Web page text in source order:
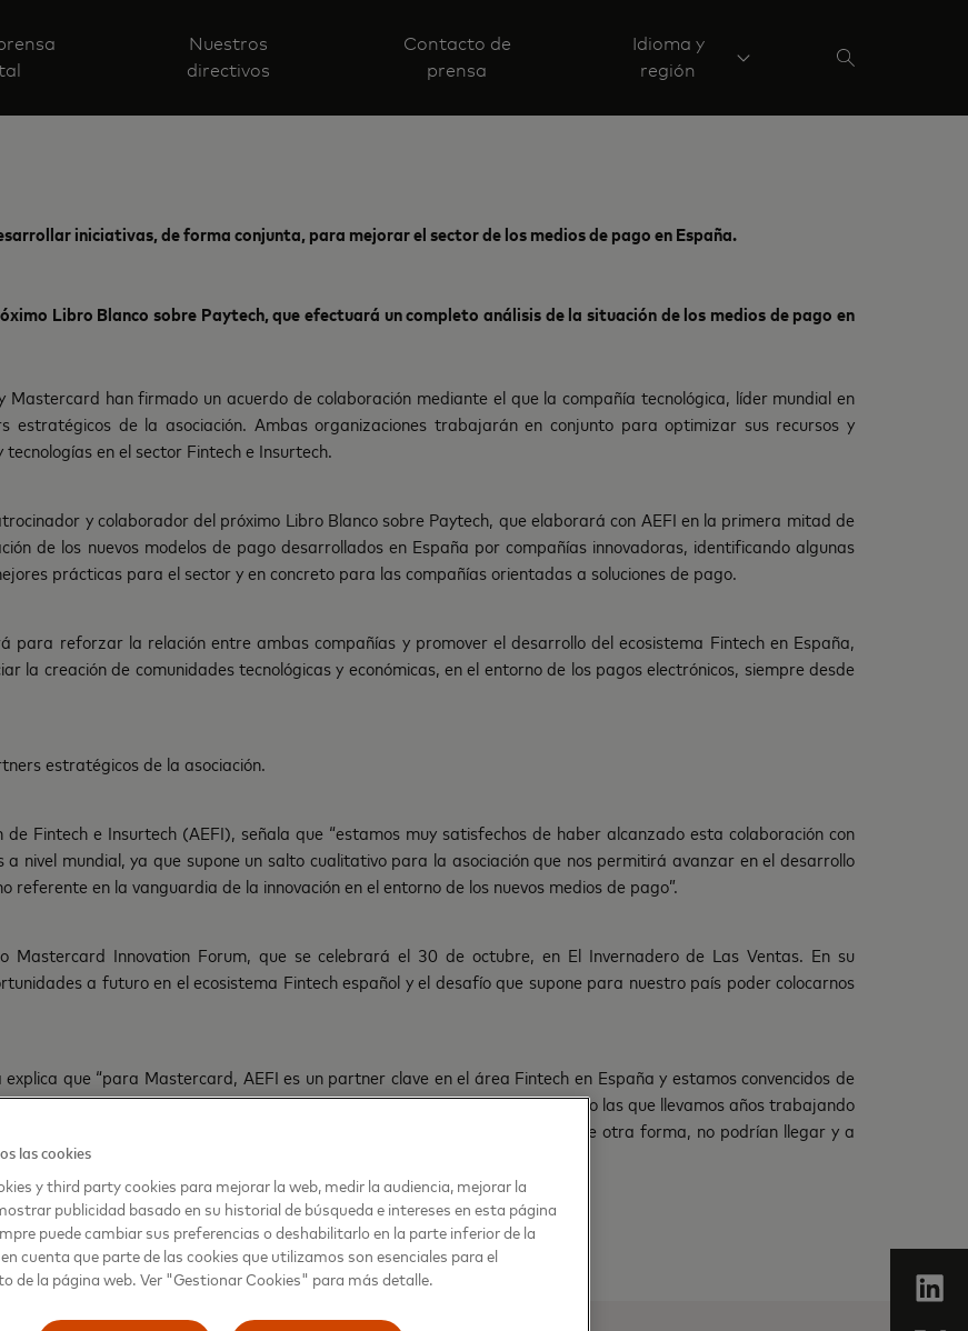
Nuestros
directivos
Contacto de
prensa
Idioma y
región
iniciativas, de forma conjunta, para mejorar el sector de los medios de pago en España.
Libro Blanco sobre Paytech, que efectuará un completo análisis de la situación de los medios de pago en
Mastercard han firmado un acuerdo de colaboración mediante el que la compañía tecnológica, líder mundial en
estratégicos de la asociación. Ambas organizaciones trabajarán en conjunto para optimizar sus recursos y
en el sector Fintech e Insurtech.
y colaborador del próximo Libro Blanco sobre Paytech, que elaborará con AEFI en la primera mitad de
de los nuevos modelos de pago desarrollados en España por compañías innovadoras, identificando algunas
prácticas para el sector y en concreto para las compañías orientadas a soluciones de pago.
para reforzar la relación entre ambas compañías y promover el desarrollo del ecosistema Fintech en España,
la creación de comunidades tecnológicas y económicas, en el entorno de los pagos electrónicos, siempre desde
estratégicos de la asociación.
Fintech e Insurtech (AEFI), señala que “estamos muy satisfechos de haber alcanzado esta colaboración con
nivel mundial, ya que supone un salto cualitativo para la asociación que nos permitirá avanzar en el desarrollo
en la vanguardia de la innovación en el entorno de los nuevos medios de pago”.
Innovation Forum, que se celebrará el 30 de octubre, en El Invernadero de Las Ventas. En su
a futuro en el ecosistema Fintech español y el desafío que supone para nuestro país poder colocarnos
que “para Mastercard, AEFI es un partner clave en el área Fintech en España y estamos convencidos de
de las distintas iniciativas que pondremos en marcha con AEFI, así como las que llevamos años trabajando
todo su potencial, a entrar en contacto con otros actores clave a los que, de otra forma, no podrían llegar y a
las cookies
y third party cookies para mejorar la web, medir la audiencia, mejorar la
publicidad basado en su historial de búsqueda e intereses en esta página
puede cambiar sus preferencias o deshabilitarlo en la parte inferior de la
cuenta que parte de las cookies que utilizamos son esenciales para el
de la página web. Ver "Gestionar Cookies" para más detalle.